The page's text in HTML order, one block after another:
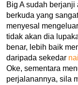
Big A sudah
berkuda yang
menyesal
tidak akan dia
benar, lebih baik
daripada sekedar
Oke, sementara
perjalanannya, sila